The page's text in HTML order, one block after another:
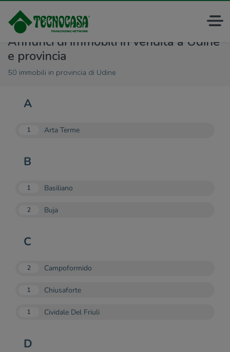
Annunci di immobili in vendita a Udine
e provincia
50 immobili in provincia di Udine
A
1 Arta Terme
B
1 Basiliano
2 Buja
C
2 Campoformido
1 Chiusaforte
1 Cividale Del Friuli
D